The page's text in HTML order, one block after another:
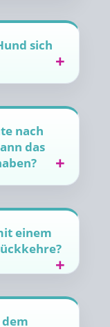
sich
nach
das
einem